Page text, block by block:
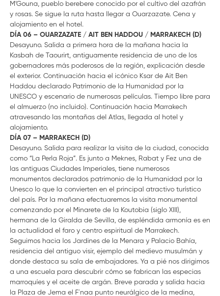
M’Gouna, pueblo berebere conocido por el cultivo del azafrán
y rosas. Se sigue la ruta hasta llegar a Ouarzazate. Cena y
alojamiento en el hotel.
DÍA 06 – OUARZAZATE / AIT BEN HADDOU / MARRAKECH (D)
Desayuno. Salida a primera hora de la mañana hacia la
Kasbah de Taourirt, antiguamente residencia de uno de los
gobernadores más poderosos de la región, explicación desde
el exterior. Continuación hacia el icónico Ksar de Ait Ben
Haddou declarado Patrimonio de la Humanidad por la
UNESCO y escenario de numerosas películas. Tiempo libre para
el almuerzo (no incluido). Continuación hacia Marrakech
atravesando las montañas del Atlas, llegada al hotel y
alojamiento.
DÍA 07 – MARRAKECH (D)
Desayuno. Salida para realizar la visita de la ciudad, conocida
como “La Perla Roja”. Es junto a Meknes, Rabat y Fez una de
las antiguas Ciudades Imperiales, tiene numerosos
monumentos declarados patrimonio de la Humanidad por la
Unesco lo que la convierten en el principal atractivo turístico
del país. Por la mañana efectuaremos la visita monumental
comenzando por el Minarete de la Koutobia (siglo XIII),
hermana de la Giralda de Sevilla, de espléndida armonía es en
la actualidad el faro y centro espiritual de Marrakech.
Seguimos hacia los Jardines de la Menara y Palacio Bahía,
residencia del antiguo visir, ejemplo del medievo musulmán y
donde destaca su sala de embajadores. Ya a pié nos dirigimos
a una escuela para descubrir cómo se fabrican las especias
marroquíes y el aceite de argán. Breve parada y salida hacia
la Plaza de Jema el F´naa punto neurálgico de la medina,